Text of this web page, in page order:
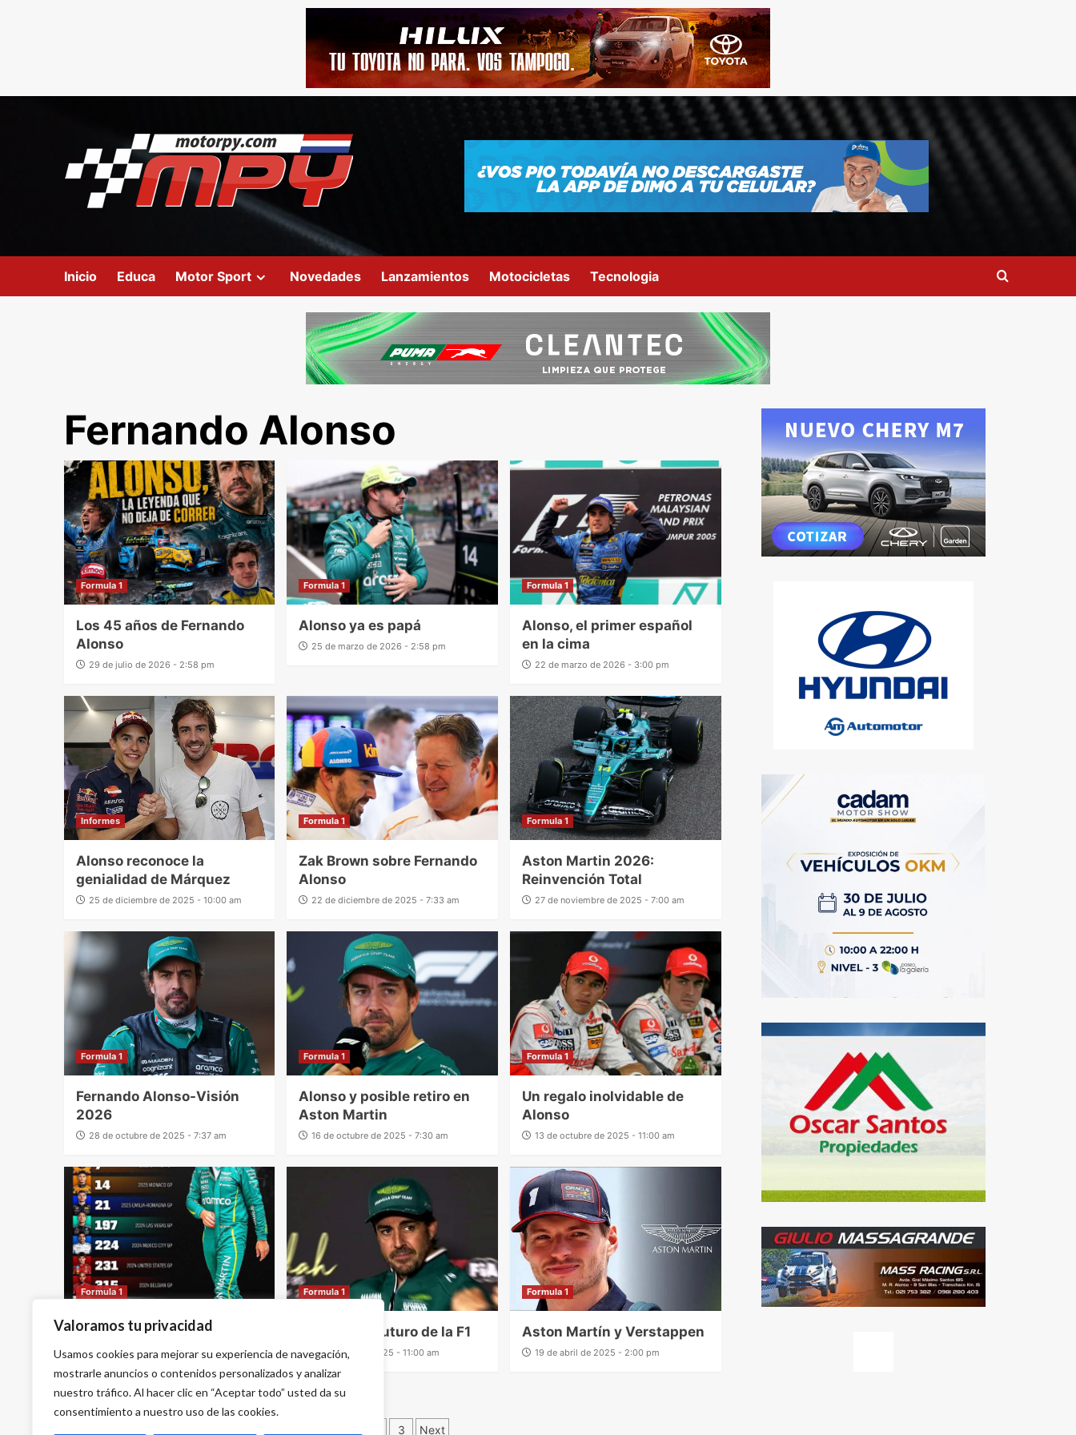
Valoramos tu privacidad
Usamos cookies para mejorar su experiencia de navegación,
mostrarle anuncios o contenidos personalizados y analizar
nuestro tráfico. Al hacer clic en “Aceptar todo” usted da su
consentimiento a nuestro uso de las cookies.
Inicio Educa Motor Sport Novedades Lanzamientos Motocicletas Tecnologia
Fernando Alonso
Formula 1
Los 45 años de Fernando
Alonso
29 de julio de 2026 - 2:58 pm
Formula 1
Alonso ya es papá
25 de marzo de 2026 - 2:58 pm
Formula 1
Alonso, el primer español
en la cima
22 de marzo de 2026 - 3:00 pm
Informes
Alonso reconoce la
genialidad de Márquez
25 de diciembre de 2025 - 10:00 am
Formula 1
Zak Brown sobre Fernando
Alonso
22 de diciembre de 2025 - 7:33 am
Formula 1
Aston Martin 2026:
Reinvención Total
27 de noviembre de 2025 - 7:00 am
Formula 1
Fernando Alonso-Visión
2026
28 de octubre de 2025 - 7:37 am
Formula 1
Alonso y posible retiro en
Aston Martin
16 de octubre de 2025 - 7:30 am
Formula 1
Un regalo inolvidable de
Alonso
13 de octubre de 2025 - 11:00 am
Formula 1
Alonso, un piloto de larga
historia
10 de junio de 2025 - 3:40 pm
Formula 1
Alonso y el futuro de la F1
20 de abril de 2025 - 11:00 am
Formula 1
Aston Martín y Verstappen
19 de abril de 2025 - 2:00 pm
3 Next